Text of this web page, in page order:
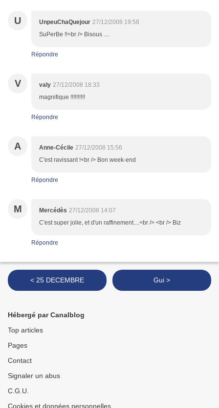
U UnpeuChaQuejour 27/12/2008 19:58
SuPerBe !!<br /> Bisous ....
Répondre
V valy 27/12/2008 18:33
magnifique !!!!!!!!!!
Répondre
A Anne-Cécile 27/12/2008 15:56
C'est ravissant !<br /> Bon week-end
Répondre
M Mercédès 27/12/2008 14:07
C'est super jolie, et d'un raffinement....<br /> <br /> Biz
Répondre
< 25 DECEMBRE Gui >
Hébergé par Canalblog
Top articles
Pages
Contact
Signaler un abus
C.G.U.
Cookies et données personnelles